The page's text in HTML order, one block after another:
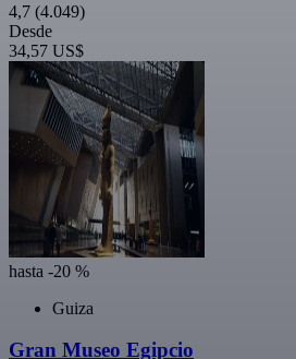
4,7 (4.049)
Desde
34,57 US$
hasta -20 %
Guiza
Gran Museo Egipcio